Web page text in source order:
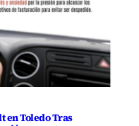
en Toledo Tras